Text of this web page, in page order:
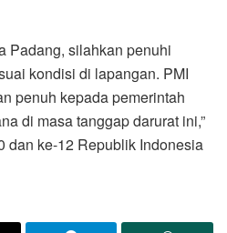
Padang, silahkan penuhi
kondisi di lapangan. PMI
penuh kepada pemerintah
di masa tanggap darurat ini,”
dan ke-12 Republik Indonesia